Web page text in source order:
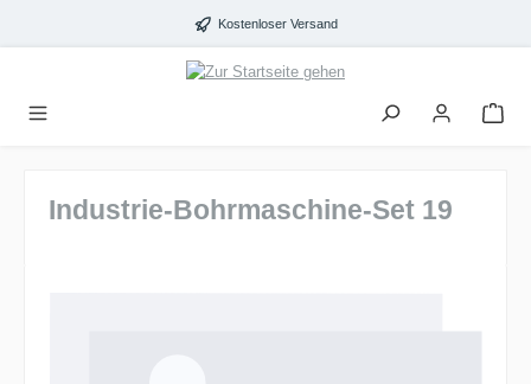
Kostenloser Versand
Industrie-Bohrmaschine-Set 19